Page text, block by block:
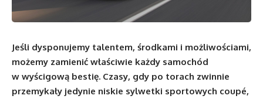
Jeśli dysponujemy talentem, środkami i możliwościami,
możemy zamienić właściwie każdy samochód
w wyścigową bestię. Czasy, gdy po torach zwinnie
przemykały jedynie niskie sylwetki sportowych coupé,